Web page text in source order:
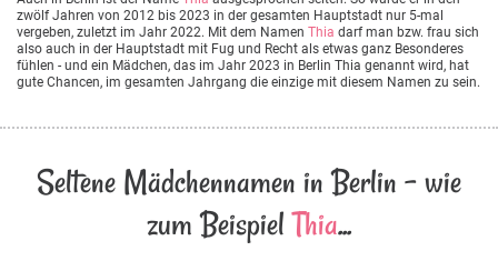
zwölf Jahren von 2012 bis 2023 in der gesamten Hauptstadt nur 5-mal
vergeben, zuletzt im Jahr 2022. Mit dem Namen Thia darf man bzw. frau sich
also auch in der Hauptstadt mit Fug und Recht als etwas ganz Besonderes
fühlen - und ein Mädchen, das im Jahr 2023 in Berlin Thia genannt wird, hat
gute Chancen, im gesamten Jahrgang die einzige mit diesem Namen zu sein.
Seltene Mädchennamen in Berlin - wie
zum BeispielThia...